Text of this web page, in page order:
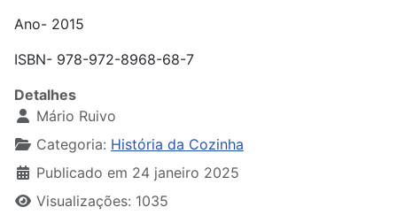
Ano- 2015
ISBN- 978-972-8968-68-7
Detalhes
Mário Ruivo
Categoria: História da Cozinha
Publicado em 24 janeiro 2025
Visualizações: 1035